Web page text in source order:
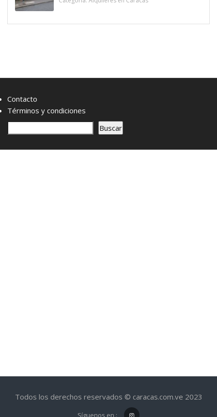
Contacto
Términos y condiciones
s
Buscar
Todos los derechos reservados © caracas.com.ve 2023
Síguenos en :